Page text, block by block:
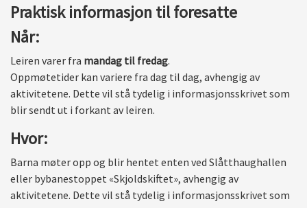
Praktisk informasjon til foresatte
Når:
Leiren varer fra mandag til fredag.
Oppmøtetider kan variere fra dag til dag, avhengig av
aktivitetene. Dette vil stå tydelig i informasjonsskrivet som
blir sendt ut i forkant av leiren.
Hvor:
Barna møter opp og blir hentet enten ved Slåtthaughallen
eller bybanestoppet «Skjoldskiftet», avhengig av
aktivitetene. Dette vil stå tydelig i informasjonsskrivet som